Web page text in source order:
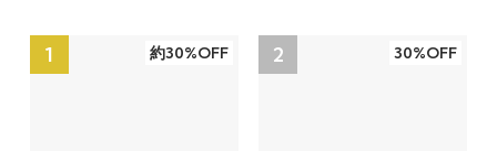
1 約30%OFF 2 30%OFF